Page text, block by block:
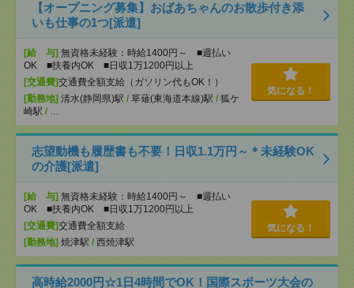
【オープニング募集】おばあちゃんのお散歩付き添
いも仕事の1つ[派遣]
[給 与] 無資格未経験：時給1400円～ ■週払い
OK ■扶養内OK ■日収1万1200円以上
[交通費]交通費全額支給（ガソリン代もOK！）
[勤務地] 清水(静岡県)駅 / 草薙(東海道本線)駅 / 狐ケ
崎駅 / …
気になる！
志望動機も履歴書も不要！日収1.1万円～＊未経験OK
の介護[派遣]
[給 与] 無資格未経験：時給1400円～ ■週払い
OK ■扶養内OK ■日収1万1200円以上
[交通費]交通費全額支給
[勤務地] 焼津駅 / 西焼津駅
気になる！
高時給2000円☆1日4時間でOK！国際スポーツ大会の